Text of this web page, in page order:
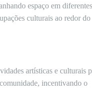
espaço em diferentes
culturais ao redor
artísticas e culturais
incentivando o